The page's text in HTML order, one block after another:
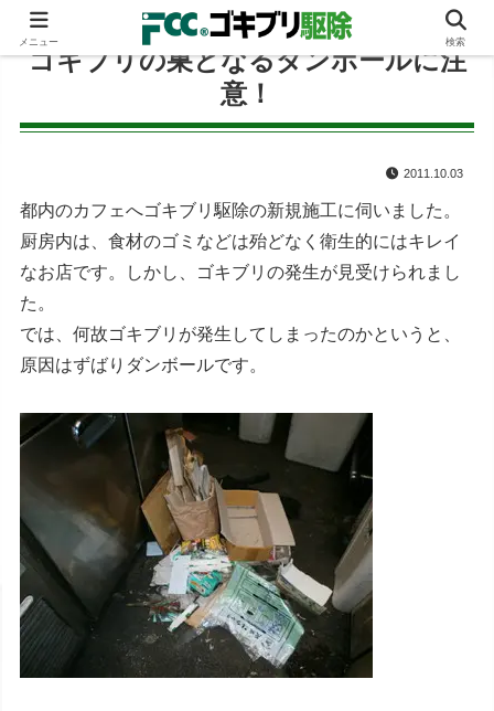
ゴキブリの巣となるダンボールに注
意！
2011.10.03
都内のカフェへゴキブリ駆除の新規施工に伺いました。
厨房内は、食材のゴミなどは殆どなく衛生的にはキレイ
なお店です。しかし、ゴキブリの発生が見受けられまし
た。
では、何故ゴキブリが発生してしまったのかというと、
原因はずばりダンボールです。
メニュー 検索